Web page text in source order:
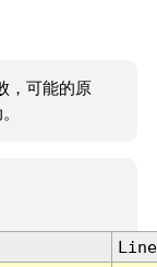
，可能的原
Line